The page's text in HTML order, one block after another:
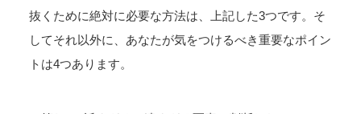
抜くために絶対に必要な方法は、上記した3つです。そ
してそれ以外に、あなたが気をつけるべき重要なポイン
トは4つあります。